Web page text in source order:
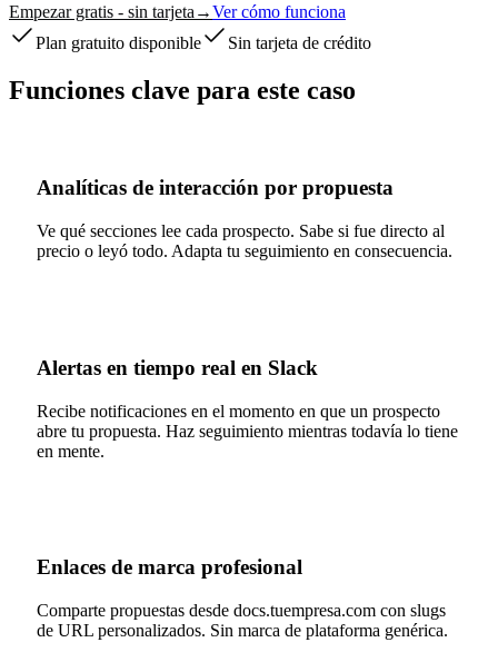
Empezar gratis - sin tarjeta →Ver cómo funciona
Plan gratuito disponible
Sin tarjeta de crédito
Funciones clave para este caso
Analíticas de interacción por propuesta
Ve qué secciones lee cada prospecto. Sabe si fue directo al
precio o leyó todo. Adapta tu seguimiento en consecuencia.
Alertas en tiempo real en Slack
Recibe notificaciones en el momento en que un prospecto
abre tu propuesta. Haz seguimiento mientras todavía lo tiene
en mente.
Enlaces de marca profesional
Comparte propuestas desde docs.tuempresa.com con slugs
de URL personalizados. Sin marca de plataforma genérica.